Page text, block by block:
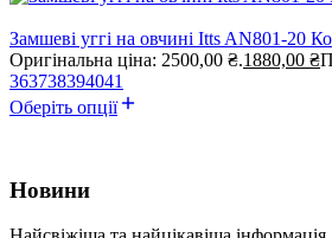
Замшеві уггі на овчині Itts AN801-20
Оригінальна ціна: 2500,00 ₴.1880,00 ₴
363738394041
Оберіть опції
Новини